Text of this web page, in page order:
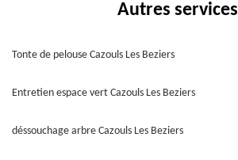
Autres services
Tonte de pelouse Cazouls Les Beziers
Entretien espace vert Cazouls Les Beziers
déssouchage arbre Cazouls Les Beziers